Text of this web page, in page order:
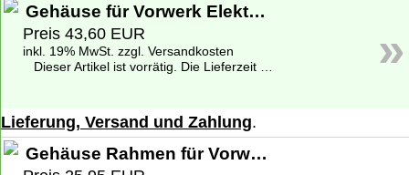
»
Gehäuse für Vorwerk Elektrobürste EB 400 - Neuware
Preis 43,60 EUR
inkl. 19% MwSt. zzgl. Versandkosten
Dieser Artikel ist vorrätig. Die Lieferzeit beträgt 1-2 Werktage deutschlandweit. Weitere Informationen zu den Lieferzeiten finden Sie unter
Lieferung, Versand und Zahlung.
Gehäuse Rahmen für Vorwerk Elektrobürste EB 400 - Neuware